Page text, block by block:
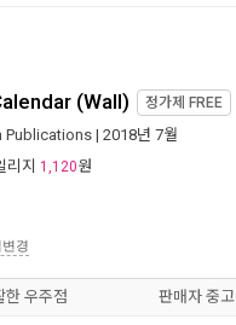
(Wall) 정가제 FREE
Publications | 2018년 7월
리지 1,120원
변경
한 우주점 판매자 중고